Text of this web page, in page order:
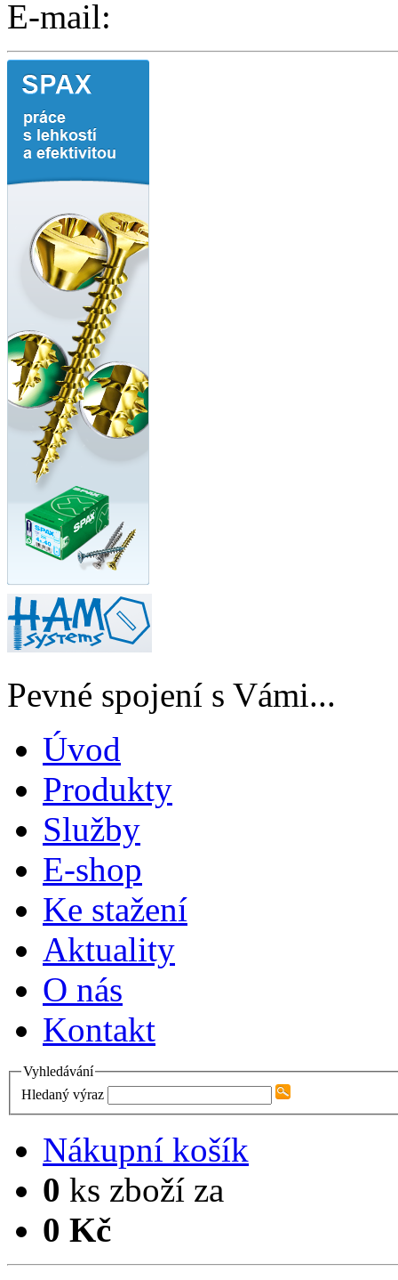
E-mail:
Pevné spojení s Vámi...
Úvod
Produkty
Služby
E-shop
Ke stažení
Aktuality
O nás
Kontakt
Vyhledávání
Hledaný výraz
Nákupní košík
0 ks zboží za
0 Kč